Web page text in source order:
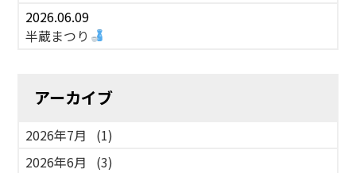
2026.06.09
半蔵まつり
アーカイブ
2026年7月
(1)
2026年6月
(3)